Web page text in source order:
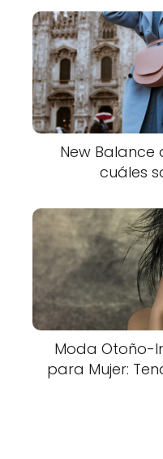
New Balance
cuáles
Moda Otoño-
para Mujer: